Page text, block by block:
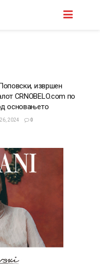
извршен
CRNOBELO.com по
основањето
2024 0